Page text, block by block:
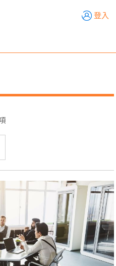
登入
輔銷工具 活動專區